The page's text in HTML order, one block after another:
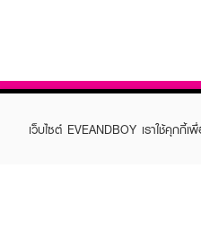
เว็บไซต์ EVEANDBOY เราใช้คุก